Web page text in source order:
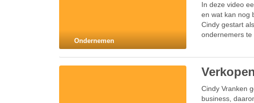
Ondernemen
In deze video
en wat kan nog
Cindy gestart
ondernemers
Cindy Vranken
business,